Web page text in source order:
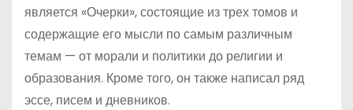
является «Очерки», состоящие из трех томов и
содержащие его мысли по самым различным
темам — от морали и политики до религии и
образования. Кроме того, он также написал ряд
эссе, писем и дневников.